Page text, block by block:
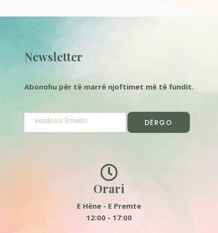
Newsletter
Abonohu për të marrë njoftimet më të fundit.
DËRGO
Orari
E Hëne - E Premte
12:00 - 17:00